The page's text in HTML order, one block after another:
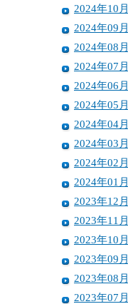
2024年10月
2024年09月
2024年08月
2024年07月
2024年06月
2024年05月
2024年04月
2024年03月
2024年02月
2024年01月
2023年12月
2023年11月
2023年10月
2023年09月
2023年08月
2023年07月